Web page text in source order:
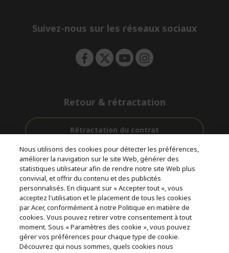
e
Suivez-nous sur les réseaux sociaux
Retour & rétractation
Rétractation du contrat
Livraison
Gratuite
Accompagnement
avant et après-
vente
Avec 0%
D'intérêt
© 2026 Acer Inc.
CPYou BV est le revendeur et marchand agréé pour les produits et
services proposés au sein de ce magasin.
Nous utilisons des cookies pour détecter les préférences,
améliorer la navigation sur le site Web, générer des
statistiques utilisateur afin de rendre notre site Web plus
convivial, et offrir du contenu et des publicités
personnalisés. En cliquant sur « Accepter tout », vous
acceptez l'utilisation et le placement de tous les cookies
par Acer, conformément à notre Politique en matière de
cookies. Vous pouvez retirer votre consentement à tout
moment. Sous « Paramètres des cookie », vous pouvez
gérer vos préférences pour chaque type de cookie.
Découvrez qui nous sommes, quels cookies nous